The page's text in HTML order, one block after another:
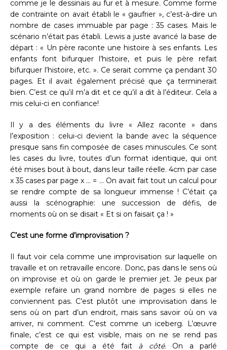
comme je le dessinais au fur et à mesure. Comme forme
de contrainte on avait établi le « gaufrier », c’est-à-dire un
nombre de cases immuable par page : 35 cases. Mais le
scénario n’était pas établi. Lewis a juste avancé la base de
départ : « Un père raconte une histoire à ses enfants. Les
enfants font bifurquer l’histoire, et puis le père refait
bifurquer l’histoire, etc. ». Ce serait comme ça pendant 30
pages. Et il avait également précisé que ça terminerait
bien. C’est ce qu’il m’a dit et ce qu’il a dit à l’éditeur. Cela a
mis celui-ci en confiance!
Il y a des éléments du livre « Allez raconte » dans
l’exposition : celui-ci devient la bande avec la séquence
presque sans fin composée de cases minuscules. Ce sont
les cases du livre, toutes d’un format identique, qui ont
été mises bout à bout, dans leur taille réelle. 4cm par case
x 35 cases par page x … = … On avait fait tout un calcul pour
se rendre compte de sa longueur immense ! C’était ça
aussi la scénographie: une succession de défis, de
moments où on se disait « Et si on faisait ça ! »
C’est une forme d’improvisation ?
Il faut voir cela comme une improvisation sur laquelle on
travaille et on retravaille encore. Donc, pas dans le sens où
on improvise et où on garde le premier jet. Je peux par
exemple refaire un grand nombre de pages si elles ne
conviennent pas. C’est plutôt une improvisation dans le
sens où on part d’un endroit, mais sans savoir où on va
arriver, ni comment. C’est comme un iceberg. L’œuvre
finale, c’est ce qui est visible, mais on ne se rend pas
compte de ce qui a été fait à côté. On a parlé